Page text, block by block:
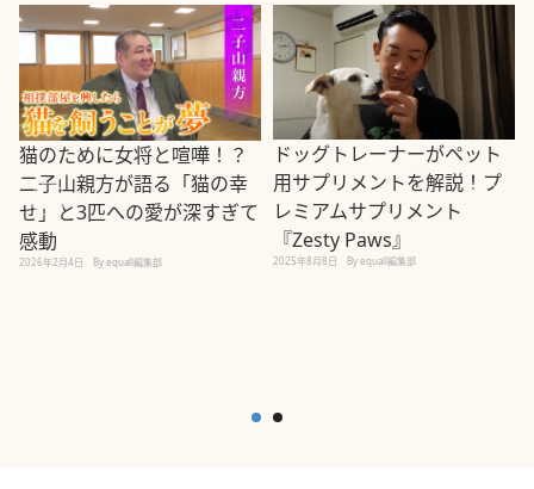
猫のために女将と喧嘩！？
二子山親方が語る「猫の幸
せ」と3匹への愛が深すぎて
感動
2026年2月4日 By equall編集部
ドッグトレーナーがペット
用サプリメントを解説！プ
レミアムサプリメント
『Zesty Paws』
2025年8月8日 By equall編集部